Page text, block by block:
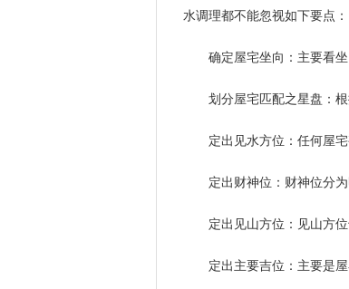
水调理都不能忽视如下要点：
确定屋宅坐向：主要看
划分屋宅匹配之星盘：
定出见水方位：任何屋
定出财神位：财神位分
定出见山方位：见山方
定出主要吉位：主要是屋